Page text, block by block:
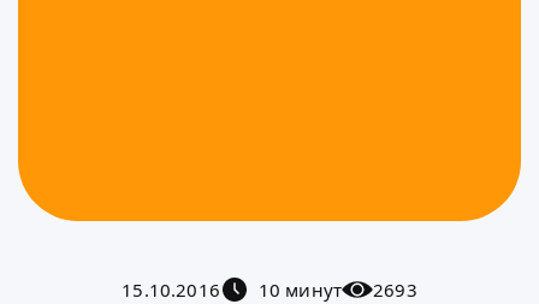
15.10.2016 10 минут 2693